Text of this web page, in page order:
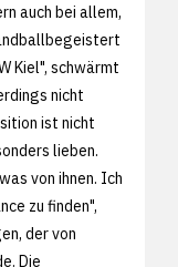
auch bei allem,
Kiel", schwärmt
nicht
ist nicht
lieben.
von ihnen. Ich
zu finden",
der von
Die